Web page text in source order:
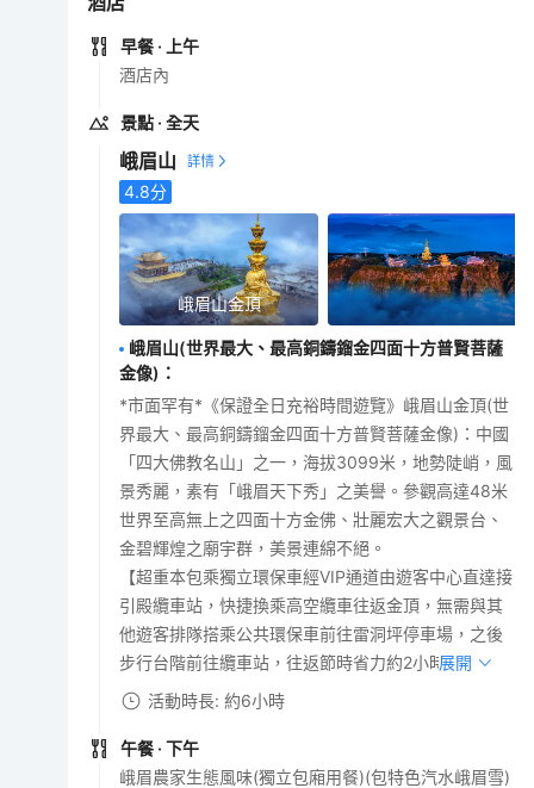
早餐 · 上午
酒店內
景點 · 全天
峨眉山
4.8分
峨眉山金頂
峨眉山(世界最大、最高銅鑄鎦金四面十方普賢菩薩
金像) ：
*市面罕有*《保證全日充裕時間遊覽》峨眉山金頂(世
界最大、最高銅鑄鎦金四面十方普賢菩薩金像)：中國
「四大佛教名山」之一，海拔3099米，地勢陡峭，風
景秀麗，素有「峨眉天下秀」之美譽。參觀高達48米
世界至高無上之四面十方金佛、壯麗宏大之觀景台、
金碧輝煌之廟宇群，美景連綿不絕。
【超重本包乘獨立環保車經VIP通道由遊客中心直達接
引殿纜車站，快捷換乘高空纜車往返金頂，無需與其
他遊客排隊搭乘公共環保車前往雷洞坪停車場，之後
步行台階前往纜車站，往返節時省力約2小時(註2)】
展開
活動時長: 約6小時
午餐 · 下午
峨眉農家生態風味(獨立包廂用餐)(包特色汽水峨眉雪)